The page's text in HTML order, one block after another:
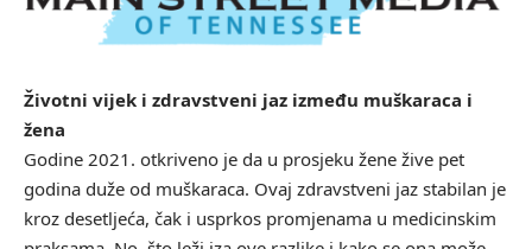
Životni vijek i zdravstveni jaz između muškaraca i
žena
Godine 2021. otkriveno je da u prosjeku žene žive pet
godina duže od muškaraca. Ovaj zdravstveni jaz stabilan je
kroz desetljeća, čak i usprkos promjenama u medicinskim